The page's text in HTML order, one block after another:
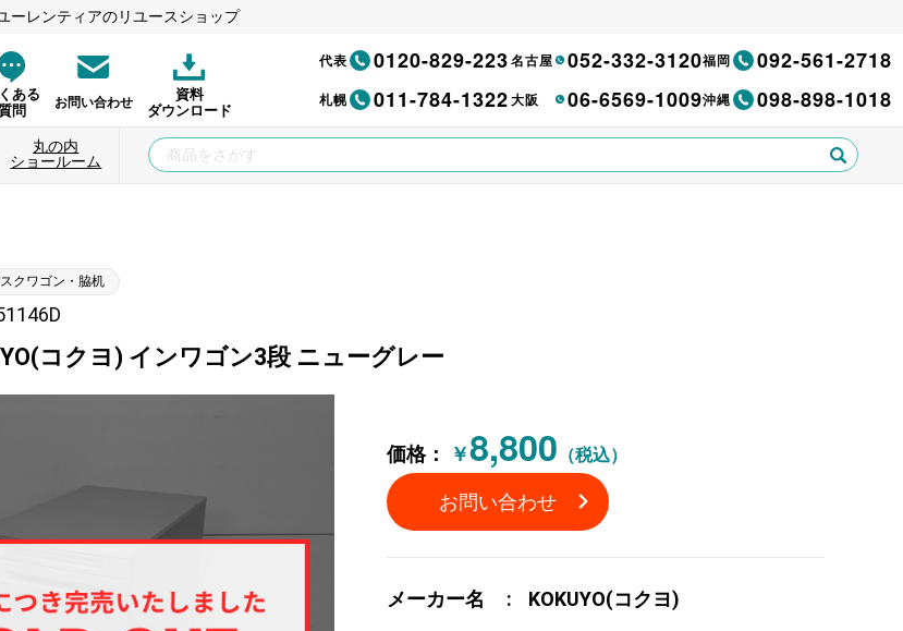
ーレンティアのリユースショップ
ある
問
お問い合わせ
資料
ダウンロード
代表 0120-829-223名古屋 052-332-3120福岡 092-561-2718
札幌 011-784-1322大阪 06-6569-1009沖縄 098-898-1018
丸の内
ショールーム
クワゴン・脇机
コクヨ) インワゴン3段 ニューグレー
価格： ￥8,800 （税込）
お問い合わせ
メーカー名 KOKUYO(コクヨ)